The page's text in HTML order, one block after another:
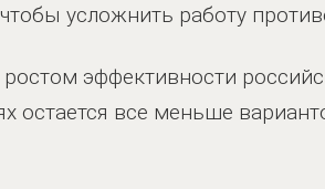
усложнить работу
эффективности
остается все меньше